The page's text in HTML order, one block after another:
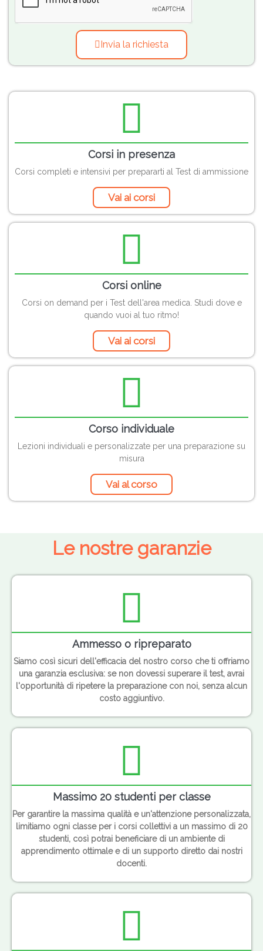
Invia la richiesta
Corsi in presenza
Corsi completi e intensivi per prepararti al Test di ammissione
Vai ai corsi
Corsi online
Corsi on demand per i Test dell'area medica. Studi dove e
quando vuoi al tuo ritmo!
Vai ai corsi
Corso individuale
Lezioni individuali e personalizzate per una preparazione su
misura
Vai al corso
Le nostre garanzie
Ammesso o ripreparato
Siamo così sicuri dell'efficacia del nostro corso che ti offriamo
una garanzia esclusiva: se non dovessi superare il test, avrai
l'opportunità di ripetere la preparazione con noi, senza alcun
costo aggiuntivo.
Massimo 20 studenti per classe
Per garantire la massima qualità e un'attenzione personalizzata,
limitiamo ogni classe per i corsi collettivi a un massimo di 20
studenti, così potrai beneficiare di un ambiente di
apprendimento ottimale e di un supporto diretto dai nostri
docenti.